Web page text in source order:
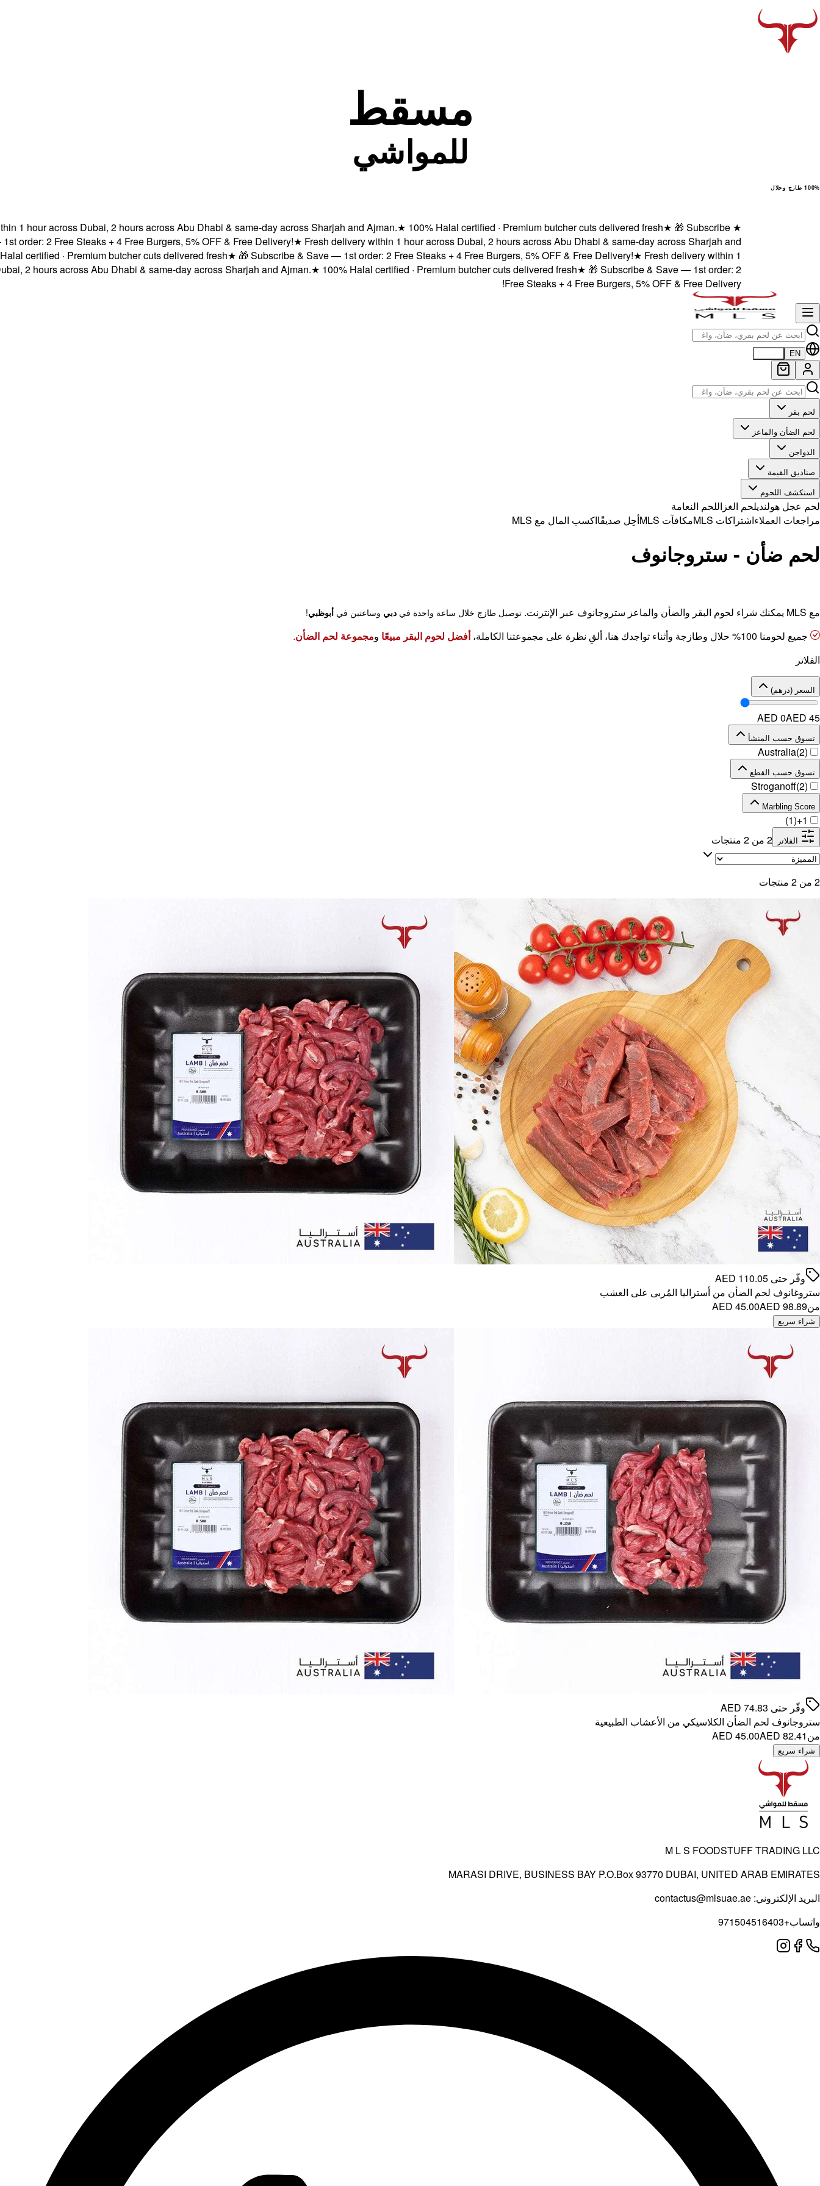
مسقط
للمواشي
100% طازج وحلال
★
hour across Dubai, 2 hours across Abu Dhabi & same-day across Sharjah and Ajman.★100% Halal certified · Premium butcher cuts delivered fresh ★🎁 Subscribe
2 Free Steaks + 4 Free Burgers, 5% OFF & Free Delivery!★Fresh delivery within 1 hour across Dubai, 2 hours across Abu Dhabi & same-day across Sharjah and
· Premium butcher cuts delivered fresh ★🎁 Subscribe & Save — 1st order: 2 Free Steaks + 4 Free Burgers, 5% OFF & Free Delivery!★Fresh delivery within 1
hours across Abu Dhabi & same-day across Sharjah and Ajman.★100% Halal certified · Premium butcher cuts delivered fresh ★🎁 Subscribe & Save — 1st order: 2
Free Steaks + 4 Free Burgers, 5% OFF & Free Delivery!
EN
لحم بقر
لحم الضأن والماعز
الدواجن
صناديق القيمة
استكشف اللحوم
لحم عجل هولنديلحم الغزاللحم النعامة
مراجعات العملاءاشتراكات MLS مكافآت MLS أحِل صديقًااكسب المال مع MLS
لحم ضأن - ستروجانوف
مع MLS يمكنك شراء لحوم البقر والضأن والماعز ستروجانوف عبر الإنترنت. توصيل طازج خلال ساعة واحدة في دبي وساعتين في أبوظبي!
جميع لحومنا 100% حلال وطازجة وأثناء تواجدك هنا، ألقِ نظرة على مجموعتنا الكاملة، أفضل لحوم البقر مبيعًا ومجموعة لحم الضأن.
الفلاتر
السعر (درهم)
AED 0AED 45
تسوق حسب المنشأ
Australia(2)
تسوق حسب القطع
Stroganoff(2)
Marbling Score
1+
(
1
)
الفلاتر 2 من 2 منتجات
2 من 2 منتجات
وفّر حتى AED 110.05
ستروغانوف لحم الضأن من أستراليا المُربى على العشب
من
AED 45.00AED 98.89
شراء سريع
وفّر حتى AED 74.83
ستروجانوف لحم الضأن الكلاسيكي من الأعشاب الطبيعية
من
AED 45.00AED 82.41
شراء سريع
M L S FOODSTUFF TRADING LLC
MARASI DRIVE, BUSINESS BAY P.O.Box 93770 DUBAI, UNITED ARAB EMIRATES
البريد الإلكتروني: contactus@mlsuae.ae
واتساب+971504516403